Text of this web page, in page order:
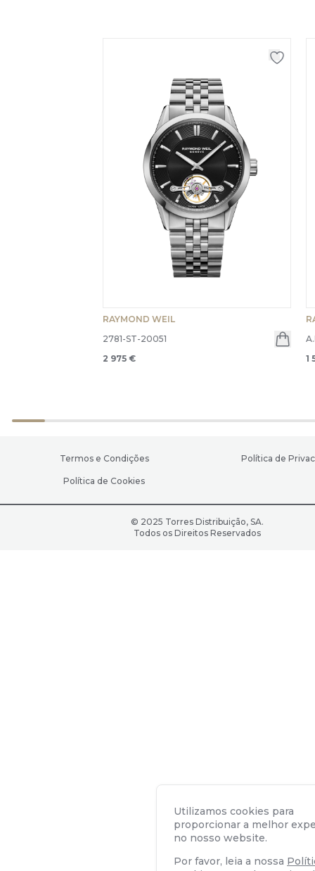
RAYMOND WEIL
2781-ST-20051
2 975 €
1
Termos e Condições Política de
Política de Cookies
© 2025 Torres Distribuição, SA.
Todos os Direitos Reservados
Utilizamos cookies para
proporcionar a melhor
no nosso website.
Por favor, leia a nossa